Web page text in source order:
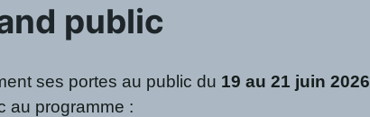
public
ses portes au public du 19 au 21 juin 2026
au programme :